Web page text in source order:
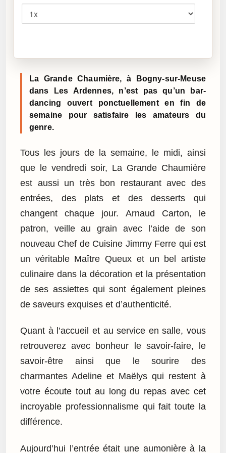
La Grande Chaumière, à Bogny-sur-Meuse
dans Les Ardennes, n’est pas qu’un bar-
dancing ouvert ponctuellement en fin de
semaine pour satisfaire les amateurs du
genre.
Tous les jours de la semaine, le midi, ainsi
que le vendredi soir, La Grande Chaumière
est aussi un très bon restaurant avec des
entrées, des plats et des desserts qui
changent chaque jour. Arnaud Carton, le
patron, veille au grain avec l’aide de son
nouveau Chef de Cuisine Jimmy Ferre qui est
un véritable Maître Queux et un bel artiste
culinaire dans la décoration et la présentation
de ses assiettes qui sont également pleines
de saveurs exquises et d’authenticité.
Quant à l’accueil et au service en salle, vous
retrouverez avec bonheur le savoir-faire, le
savoir-être ainsi que le sourire des
charmantes Adeline et Maëlys qui restent à
votre écoute tout au long du repas avec cet
incroyable professionnalisme qui fait toute la
différence.
Aujourd’hui l’entrée était une aumonière à la